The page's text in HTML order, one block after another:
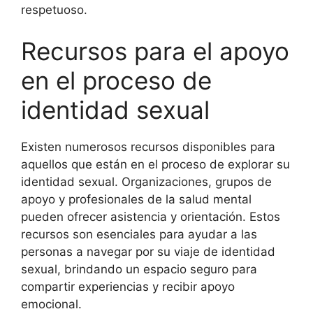
respetuoso.
Recursos para el apoyo
en el proceso de
identidad sexual
Existen numerosos recursos disponibles para
aquellos que están en el proceso de explorar su
identidad sexual. Organizaciones, grupos de
apoyo y profesionales de la salud mental
pueden ofrecer asistencia y orientación. Estos
recursos son esenciales para ayudar a las
personas a navegar por su viaje de identidad
sexual, brindando un espacio seguro para
compartir experiencias y recibir apoyo
emocional.